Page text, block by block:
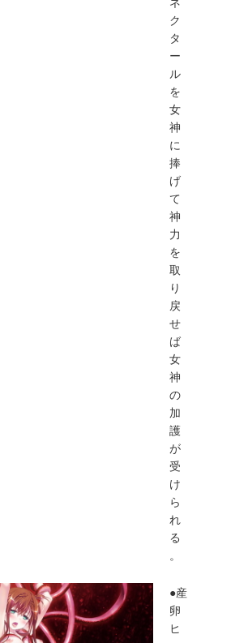
ク
タ
ー
ル
を
女
神
に
捧
げ
て
神
力
を
取
り
戻
せ
ば
女
神
の
加
護
が
受
け
ら
れ
る
。
●産
卵
ヒ